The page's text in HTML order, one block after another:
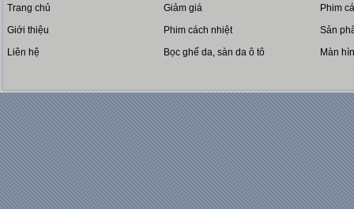
Trang chủ
Giới thiệu
Liên hệ
Giảm giá
Phim cách nhiệt
Bọc ghế da, sàn da ô tô
Phim
Sản
Màn